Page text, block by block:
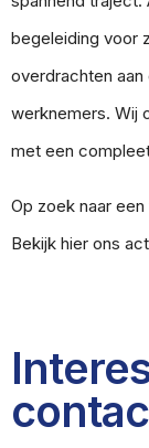
begeleiding voor
overdrachten
werknemers. Wij
met een
Op zoek naar
Bekijk hier ons